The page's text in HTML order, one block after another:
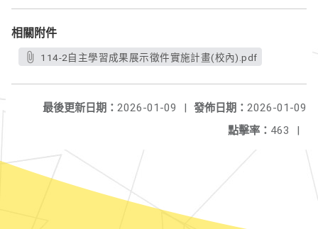
相關附件
114-2自主學習成果展示徵件實施計畫(校內).pdf
發佈日期： 2026-01-09
最後更新日期： 2026-01-09
|
點擊率： 463 |